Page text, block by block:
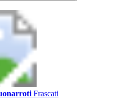
Frascati